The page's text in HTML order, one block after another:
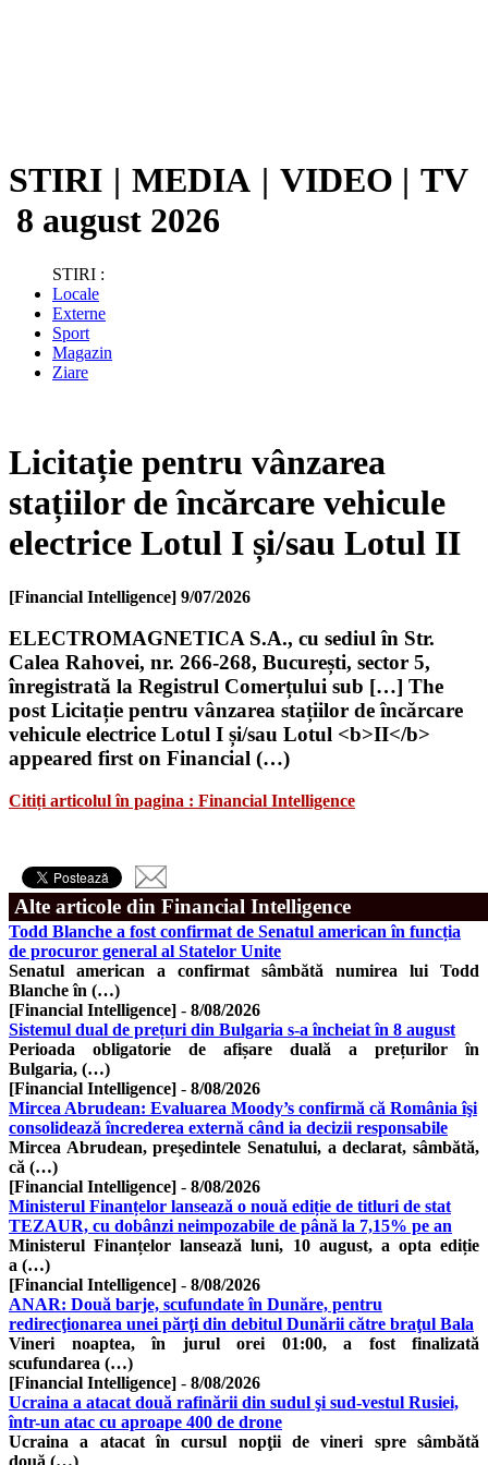
STIRI | MEDIA | VIDEO | TV
8 august 2026
STIRI :
Locale
Externe
Sport
Magazin
Ziare
Licitație pentru vânzarea
stațiilor de încărcare vehicule
electrice Lotul I și/sau Lotul II
[Financial Intelligence] 9/07/2026
ELECTROMAGNETICA S.A., cu sediul în Str.
Calea Rahovei, nr. 266-268, București, sector 5,
înregistrată la Registrul Comerțului sub […] The
post Licitație pentru vânzarea stațiilor de încărcare
vehicule electrice Lotul I și/sau Lotul <b>II</b>
appeared first on Financial (…)
Citiți articolul în pagina : Financial Intelligence
Alte articole din Financial Intelligence
Todd Blanche a fost confirmat de Senatul american în funcția
de procuror general al Statelor Unite
Senatul american a confirmat sâmbătă numirea lui Todd
Blanche în (…)
[Financial Intelligence] - 8/08/2026
Sistemul dual de prețuri din Bulgaria s-a încheiat în 8 august
Perioada obligatorie de afișare duală a prețurilor în
Bulgaria, (…)
[Financial Intelligence] - 8/08/2026
Mircea Abrudean: Evaluarea Moody’s confirmă că România îşi
consolidează încrederea externă când ia decizii responsabile
Mircea Abrudean, preşedintele Senatului, a declarat, sâmbătă,
că (…)
[Financial Intelligence] - 8/08/2026
Ministerul Finanțelor lansează o nouă ediție de titluri de stat
TEZAUR, cu dobânzi neimpozabile de până la 7,15% pe an
Ministerul Finanțelor lansează luni, 10 august, a opta ediție
a (…)
[Financial Intelligence] - 8/08/2026
ANAR: Două barje, scufundate în Dunăre, pentru
redirecţionarea unei părţi din debitul Dunării către braţul Bala
Vineri noaptea, în jurul orei 01:00, a fost finalizată
scufundarea (…)
[Financial Intelligence] - 8/08/2026
Ucraina a atacat două rafinării din sudul şi sud-vestul Rusiei,
într-un atac cu aproape 400 de drone
Ucraina a atacat în cursul nopţii de vineri spre sâmbătă